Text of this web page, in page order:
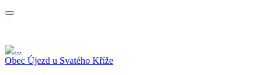
Obec Újezd u Svatého Kříže